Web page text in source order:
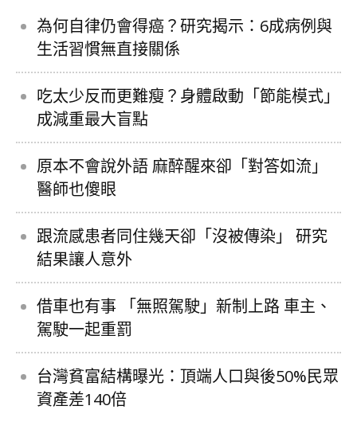
為何自律仍會得癌？研究揭示：6成病例與
生活習慣無直接關係
吃太少反而更難瘦？身體啟動「節能模式」
成減重最大盲點
原本不會說外語 麻醉醒來卻「對答如流」
醫師也傻眼
跟流感患者同住幾天卻「沒被傳染」 研究
結果讓人意外
借車也有事 「無照駕駛」新制上路 車主、
駕駛一起重罰
台灣貧富結構曝光：頂端人口與後50%民眾
資產差140倍